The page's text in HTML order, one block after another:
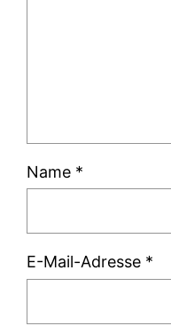
Name *
E-Mail-Adresse *